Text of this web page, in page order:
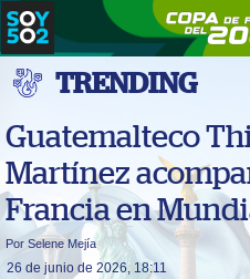
TRENDING
Guatemalteco
Martínez
Francia en
Por Selene Mejía
26 de junio de 2026, 18:11